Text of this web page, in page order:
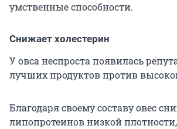
умственные способности.
Снижает холестерин
У овса неспроста появилась
лучших продуктов против
Благодаря своему составу овес
липопротеинов низкой плотности,